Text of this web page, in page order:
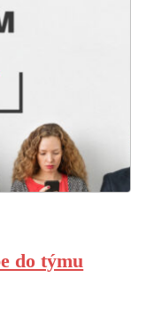
do týmu